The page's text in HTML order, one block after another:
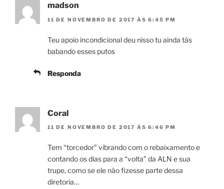
madson
11 DE NOVEMBRO DE 2017 ÀS 6:45 PM
Teu apoio incondicional deu nisso tu ainda tás
babando esses putos
Responda
Coral
11 DE NOVEMBRO DE 2017 ÀS 6:46 PM
Tem “torcedor” vibrando com o rebaixamento e
contando os dias para a “volta” da ALN e sua
trupe, como se ele não fizesse parte dessa
diretoria…